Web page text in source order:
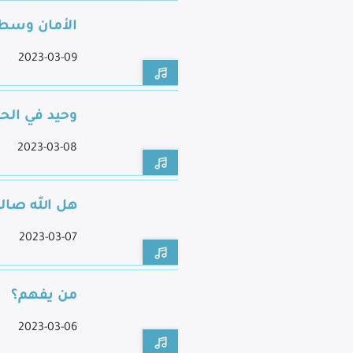
الأمان
2023-03-09
وحيد في
2023-03-08
هل الله
2023-03-07
من يفهم؟
2023-03-06